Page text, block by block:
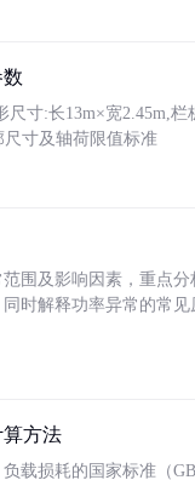
寸:长13m×宽2.45m,
寸及轴荷限值标准
围及影响因素，重点
时解释功率异常的常
方法
载损耗的国家标准（